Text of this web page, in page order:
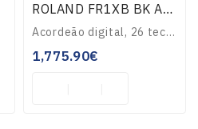
ROLAND FR1XB BK ACORDEÃO DIGITAL
Acordeão digital, 26 teclas,72 baixos, 16 sons de acordeão, +40 sons diferentes, novo sistema de fole, MIDI,USB, amplificação 2x7w...
1,775.90€